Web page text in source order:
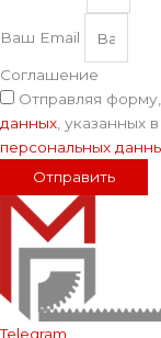
Ваш Email
Соглашение
Отправляя
данных , указанных
персональных
Отправить
Telegram